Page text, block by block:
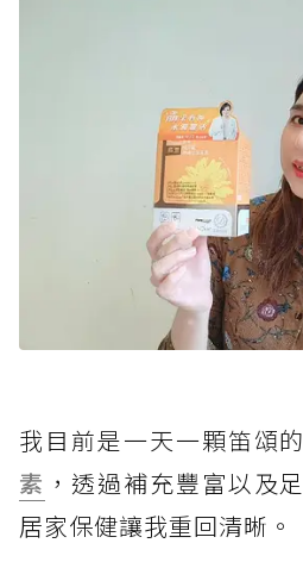
我目前是一天一顆笛頌
素 ，透過補充豐富以及
居家保健讓我重回清晰。